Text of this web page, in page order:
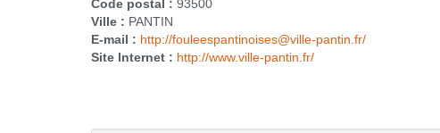
Code postal : 93500
Ville : PANTIN
E-mail : http://fouleespantinoises@ville-pantin.fr/
Site Internet : http://www.ville-pantin.fr/